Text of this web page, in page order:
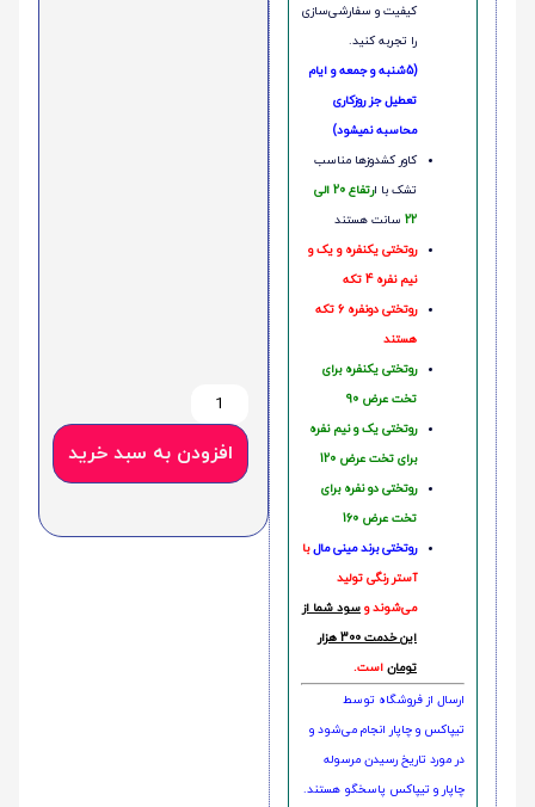
کیفیت و سفارشی‌سازی
را تجربه کنید.
(5شنبه و جمعه و ایام
تعطیل جز روزکاری
محاسبه نمیشود)
کاور کشدوزها مناسب
تشک با ا
رتفاع 20 الی
22 سانت هستند
روتختی یکنفره و یک و
نیم نفره 4 تکه
روتختی دونفره 6 تکه
هستند
روتختی یکنفره برای
تخت عرض 90
روتختی یک و نیم نفره
برای تخت عرض 120
روتختی دو نفره برای
تخت عرض 160
روتختی‌ برند مینی مالبا
آستر رنگی تولید
می‌شوند و سود شما از
این خدمت 300 هزار
تومان است.
ارسال از فروشگاه توسط
تیپاکس و چاپار انجام می‌شود و
در مورد تاریخ رسیدن مرسوله
چاپار و تیپاکس پاسخگو هستند.
افزودن به سبد خرید